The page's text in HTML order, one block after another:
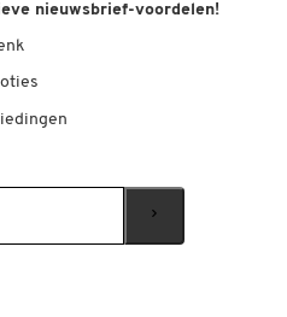
nieuwsbrief-voordelen!